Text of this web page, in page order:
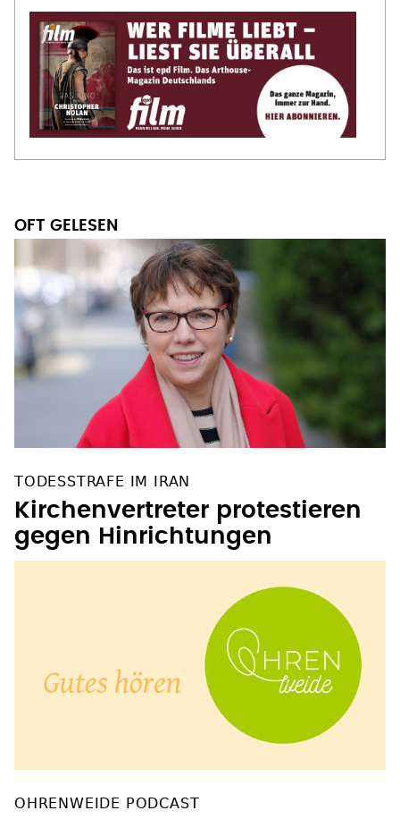
OFT GELESEN
TODESSTRAFE IM IRAN
Kirchenvertreter protestieren
gegen Hinrichtungen
OHRENWEIDE PODCAST